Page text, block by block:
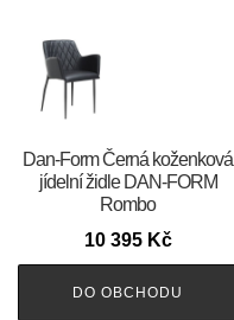
​​​​​Dan-Form Černá koženková
jídelní židle DAN-FORM
Rombo
10 395 Kč
DO OBCHODU